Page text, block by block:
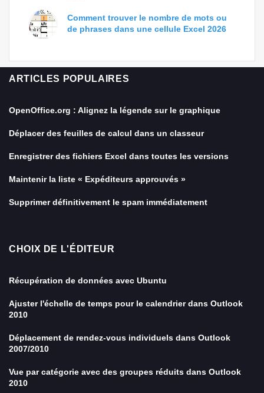
Comment trouver le nombre de mots ou
de phrases dans une cellule Excel 2026
ARTICLES POPULAIRES
OpenOffice.org : Alignez la légende sur le graphique
Déplacer des feuilles de calcul dans un classeur
Enregistrer des fichiers Excel dans toutes les versions
Maintenir la liste « Expéditeurs approuvés »
Supprimer définitivement le spam immédiatement
CHOIX DE L'ÉDITEUR
Récupération de données avec Ubuntu
Ajuster l'échelle de temps pour le calendrier dans Outlook
2010
Déplacement de rendez-vous individuels dans Outlook
2007/2010
Vue par catégorie avec des groupes réduits dans Outlook
2010